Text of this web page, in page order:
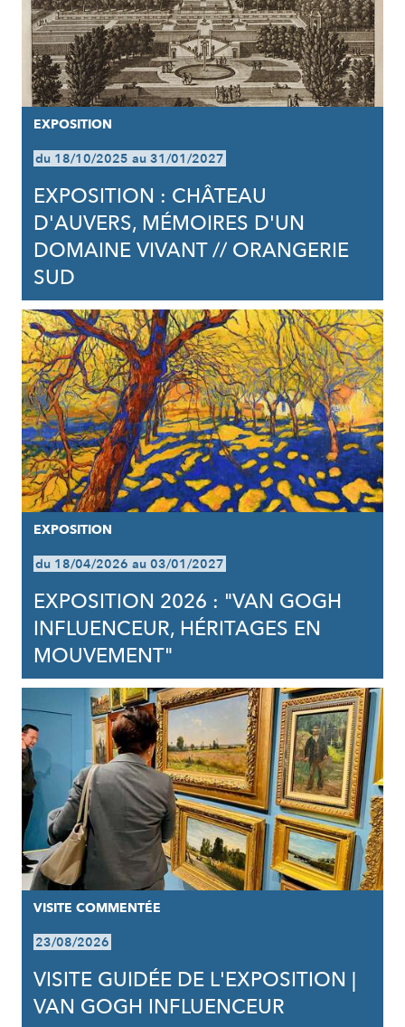
EXPOSITION
du 18/10/2025 au 31/01/2027
EXPOSITION : CHÂTEAU
D'AUVERS, MÉMOIRES D'UN
DOMAINE VIVANT // ORANGERIE
SUD
EXPOSITION
du 18/04/2026 au 03/01/2027
EXPOSITION 2026 : "VAN GOGH
INFLUENCEUR, HÉRITAGES EN
MOUVEMENT"
VISITE COMMENTÉE
23/08/2026
VISITE GUIDÉE DE L'EXPOSITION |
VAN GOGH INFLUENCEUR